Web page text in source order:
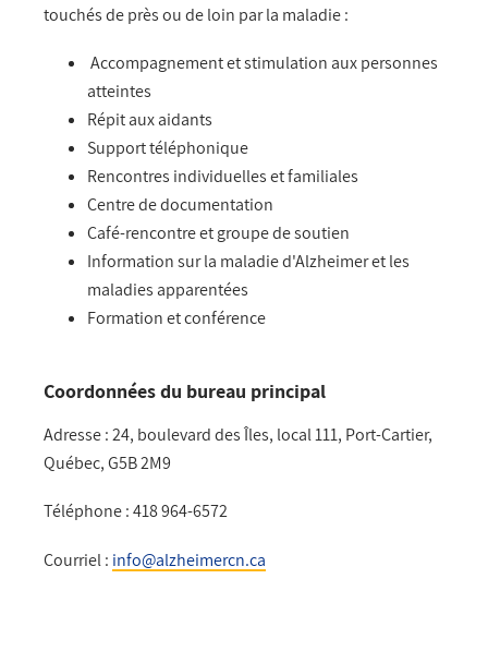
touchés de près ou de loin par la maladie :
Accompagnement et stimulation aux personnes
atteintes
Répit aux aidants
Support téléphonique
Rencontres individuelles et familiales
Centre de documentation
Café-rencontre et groupe de soutien
Information sur la maladie d'Alzheimer et les
maladies apparentées
Formation et conférence
Coordonnées du bureau principal
Adresse :24, boulevard des Îles, local 111, Port-Cartier,
Québec, G5B 2M9
Téléphone :418 964-6572
Courriel : info@alzheimercn.ca